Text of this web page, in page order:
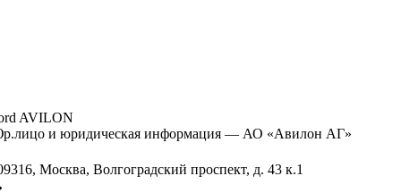
AVILON
и юридическая информация — АО «Авилон АГ»
Москва, Волгоградский проспект, д. 43 к.1